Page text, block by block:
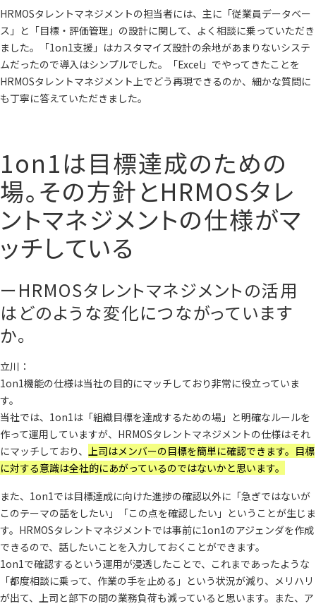
HRMOSタレントマネジメントの担当者には、主に「従業員データベー
ス」と「目標・評価管理」の設計に関して、よく相談に乗っていただき
ました。「1on1支援」はカスタマイズ設計の余地があまりないシステ
ムだったので導入はシンプルでした。「Excel」でやってきたことを
HRMOSタレントマネジメント上でどう再現できるのか、細かな質問に
も丁寧に答えていただきました。
1on1は目標達成のための
場。その方針とHRMOSタレ
ントマネジメントの仕様がマ
ッチしている
ーHRMOSタレントマネジメントの活用
はどのような変化につながっています
か。
立川：
1on1機能の仕様は当社の目的にマッチしており非常に役立っていま
す。
当社では、1on1は「組織目標を達成するための場」と明確なルールを
作って運用していますが、HRMOSタレントマネジメントの仕様はそれ
にマッチしており、 上司はメンバーの目標を簡単に確認できます。目標
に対する意識は全社的にあがっているのではないかと思います。
また、1on1では目標達成に向けた進捗の確認以外に「急ぎではないが
このテーマの話をしたい」「この点を確認したい」ということが生じま
す。HRMOSタレントマネジメントでは事前に1on1のアジェンダを作成
できるので、話したいことを入力しておくことができます。
1on1で確認するという運用が浸透したことで、これまであったような
「都度相談に乗って、作業の手を止める」という状況が減り、メリハリ
が出て、上司と部下の間の業務負荷も減っていると思います。また、ア